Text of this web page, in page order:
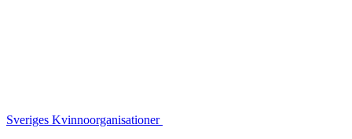
Sveriges Kvinnoorganisationer